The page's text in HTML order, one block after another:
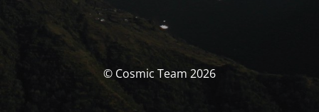
© Cosmic Team 2026